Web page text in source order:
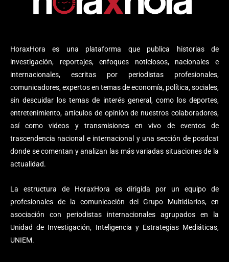
HoraxHora es una plataforma que publica historias de
investigación, reportajes, enfoques noticiosos, nacionales e
internacionales, escritas por periodistas profesionales,
comunicadores, expertos en temas de economía, política, sociales,
sin descuidar los temas de interés general, como los deportes,
entretenimiento, artículos de opinión de nuestros colaboradores,
así como videos y transmisiones en vivo de eventos de
trascendencia nacional e internacional y una sección de posdcat
donde se comentan y analizan las más variadas situaciones de la
actualidad.
La estructura de HoraxHora es dirigida por un equipo de
profesionales de la comunicación del Grupo Multidiarios, en
asociación con periodistas internacionales agrupados en la
Unidad de Investigación, Inteligencia y Estrategias Mediáticas,
UNIEM.